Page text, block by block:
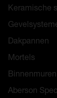
Keramische
Dakpannen
Mortels
Binnenmuren
Aberson